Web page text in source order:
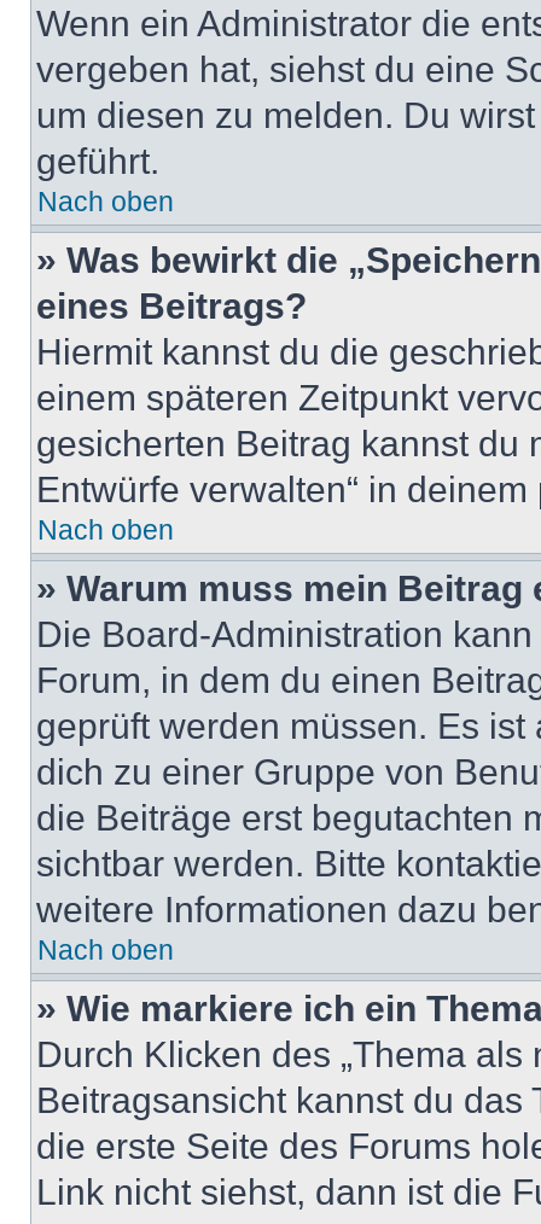
Wenn ein Administrator die
vergeben hat, siehst du eine
um diesen zu melden. Du
geführt.
Nach oben
» Was bewirkt die
eines Beitrags?
Hiermit kannst du die
einem späteren Zeitpunkt
gesicherten Beitrag kannst du
Entwürfe verwalten“ in
Nach oben
» Warum muss mein
Die Board-Administration
Forum, in dem du einen
geprüft werden müssen. Es
dich zu einer Gruppe von
die Beiträge erst begutachten
sichtbar werden. Bitte
weitere Informationen dazu
Nach oben
» Wie markiere ich ein
Durch Klicken des „Thema
Beitragsansicht kannst du
die erste Seite des Forums
Link nicht siehst, dann ist die